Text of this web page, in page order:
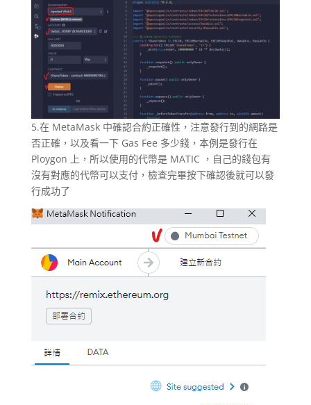
5.在 MetaMask 中確認合約正確性，注意發行到的網路是
否正確，以及看一下 Gas Fee 多少錢，本例是發行在
Ploygon 上，所以使用的代幣是 MATIC ，自己的錢包有
沒有對應的代幣可以支付，檢查完畢按下確認後就可以發
行成功了